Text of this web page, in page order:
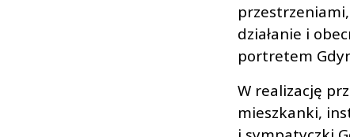
działanie i
portretem
W realizację
mieszkanki,